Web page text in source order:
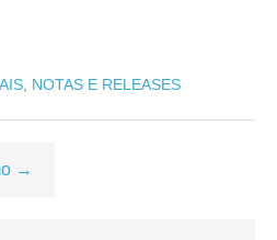
NOTAS E RELEASES
→